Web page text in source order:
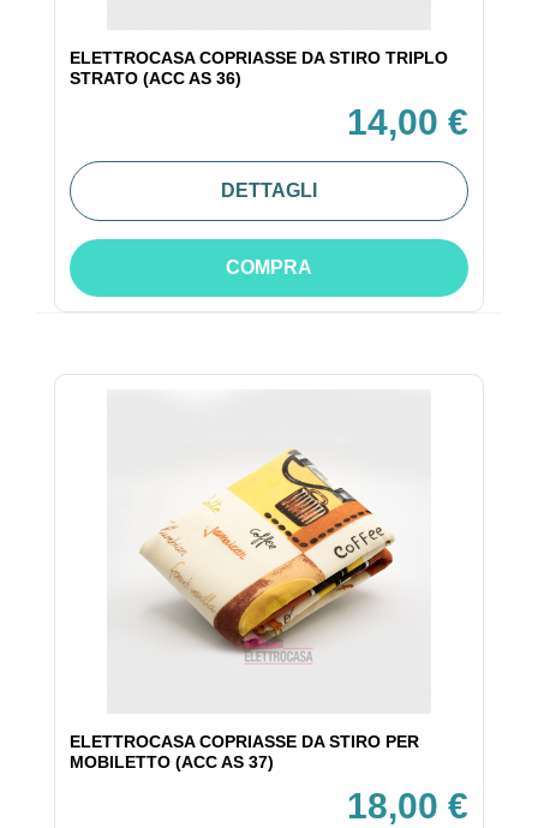
ELETTROCASA COPRIASSE DA STIRO TRIPLO
STRATO (ACC AS 36)
14,00 €
DETTAGLI
COMPRA
ELETTROCASA COPRIASSE DA STIRO PER
MOBILETTO (ACC AS 37)
18,00 €